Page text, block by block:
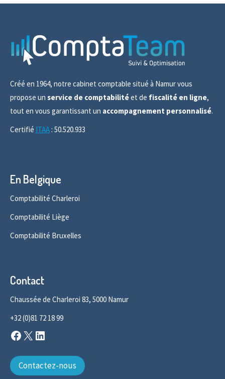
Créé en 1964, notre cabinet comptable situé à Namur vous
propose un service de comptabilitéet de fiscalité en ligne,
tout en vous garantissant un accompagnement personnalisé.
Certifié ITAA : 50.520.933
En Belgique
Comptabilité Charleroi
Comptabilité Liège
Comptabilité Bruxelles
Contact
Chaussée de Charleroi 83, 5000 Namur
+32 (0)81 72 18 99
Facebook
X
Contactez-nous